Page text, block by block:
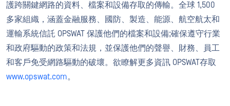
護跨關鍵網路的資料、檔案和設備存取的傳輸。全球 1,500
多家組織，涵蓋金融服務、國防、製造、能源、航空航太和
運輸系統信託 OPSWAT 保護他們的檔案和設備;確保遵守行業
和政府驅動的政策和法規，並保護他們的聲譽、財務、員工
和客戶免受網路驅動的破壞。欲瞭解更多資訊 OPSWAT存取
www.opswat.com。